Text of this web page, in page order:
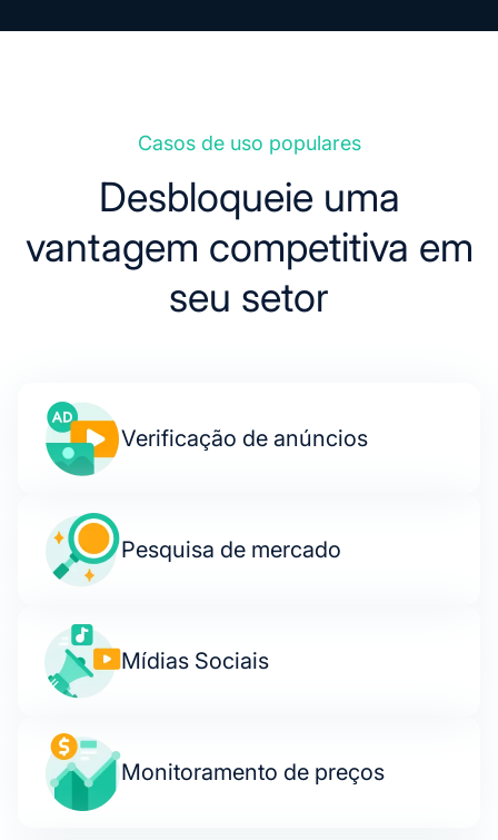
Casos de uso populares
Desbloqueie uma
vantagem competitiva em
seu setor
Verificação de anúncios
Pesquisa de mercado
Mídias Sociais
Monitoramento de preços